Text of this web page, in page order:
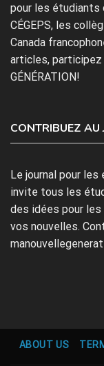
pour les étudiants
CÉGEPS, les
Canada
articles, participez
GÉNÉRATION!
CONTRIBUEZ AU
Le journal pour les
invite tous les
des idées pour
vos nouvelles.
ABOUT US